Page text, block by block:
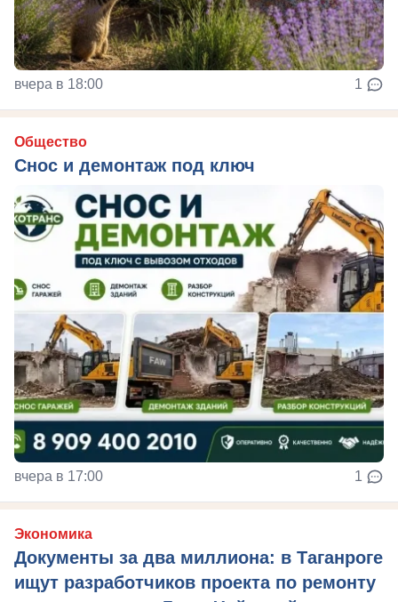
вчера в 18:00 1
Общество
Снос и демонтаж под ключ
вчера в 17:00 1
Экономика
Документы за два миллиона: в Таганроге
ищут разработчиков проекта по ремонту